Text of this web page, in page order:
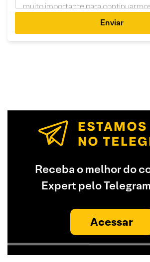
Enviar
Receba o melhor do
Expert pelo
Acessar